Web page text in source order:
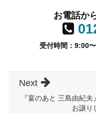
お電話か
受付時間：9:00
『宴のあと 三島由紀
お譲り
Next